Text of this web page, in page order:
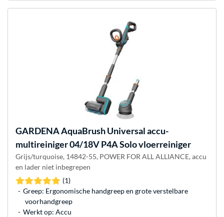
GARDENAAquaBrush Universal accu-
multireiniger 04/18V P4A Solo vloerreiniger
Grijs/turquoise, 14842-55, POWER FOR ALL ALLIANCE, accu
en lader niet inbegrepen
(1)
Greep: Ergonomische handgreep en grote verstelbare
voorhandgreep
Werkt op: Accu